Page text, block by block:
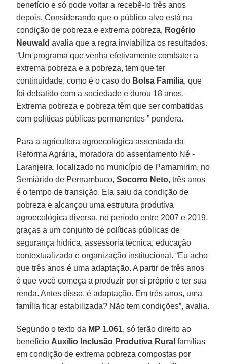
benefício e só pode voltar a recebê-lo três anos
depois. Considerando que o público alvo está na
condição de pobreza e extrema pobreza, Rogério
Neuwald avalia que a regra inviabiliza os resultados.
“Um programa que venha efetivamente combater a
extrema pobreza e a pobreza, tem que ter
continuidade, como é o caso do Bolsa Família, que
foi debatido com a sociedade e durou 18 anos.
Extrema pobreza e pobreza têm que ser combatidas
com políticas públicas permanentes ” pondera.
Para a agricultora agroecológica assentada da
Reforma Agrária, moradora do assentamento Né -
Laranjeira, localizado no município de Parnamirim, no
Semiárido de Pernambuco,Socorro Neto, três anos
é o tempo de transição. Ela saiu da condição de
pobreza e alcançou uma estrutura produtiva
agroecológica diversa, no período entre 2007 e 2019,
graças a um conjunto de políticas públicas de
segurança hídrica, assessoria técnica, educação
contextualizada e organização institucional. “Eu acho
que três anos é uma adaptação. A partir de três anos
é que você começa a produzir por si próprio e ter sua
renda. Antes disso, é adaptação. Em três anos, uma
família ficar estabilizada? Não tem condições”, avalia.
Segundo o texto da MP 1.061, só terão direito ao
benefício Auxílio Inclusão Produtiva Rural famílias
em condição de extrema pobreza compostas por